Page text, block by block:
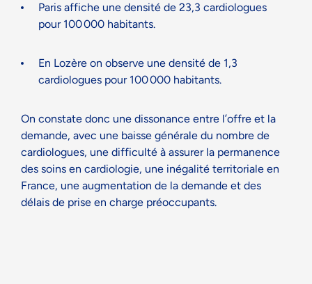
Paris affiche une densité de 23,3 cardiologues
pour 100 000 habitants.
En Lozère on observe une densité de 1,3
cardiologues pour 100 000 habitants.
On constate donc une dissonance entre l’offre et la
demande, avec une baisse générale du nombre de
cardiologues, une difficulté à assurer la permanence
des soins en cardiologie, une inégalité territoriale en
France, une augmentation de la demande et des
délais de prise en charge préoccupants.